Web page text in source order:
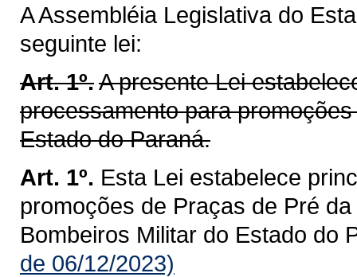
A Assembléia Legislativa do
seguinte lei:
Art. 1º.A presente Lei
processamento para
Estado do Paraná.
Art. 1º. Esta Lei estabelece
promoções de Praças de Pré
Bombeiros Militar do Estado do
de 06/12/2023)